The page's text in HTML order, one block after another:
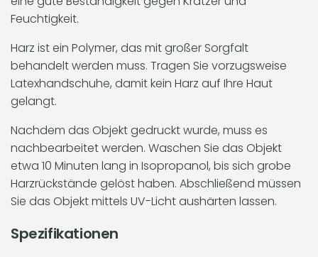
Feuchtigkeit.
Harz ist ein Polymer, das mit großer Sorgfalt
behandelt werden muss. Tragen Sie vorzugsweise
Latexhandschuhe, damit kein Harz auf Ihre Haut
gelangt.
Nachdem das Objekt gedruckt wurde, muss es
nachbearbeitet werden. Waschen Sie das Objekt
etwa 10 Minuten lang in Isopropanol, bis sich grobe
Harzrückstände gelöst haben. Abschließend müssen
Sie das Objekt mittels UV-Licht aushärten lassen.
Spezifikationen